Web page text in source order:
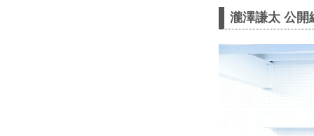
瀧澤謙太 公開